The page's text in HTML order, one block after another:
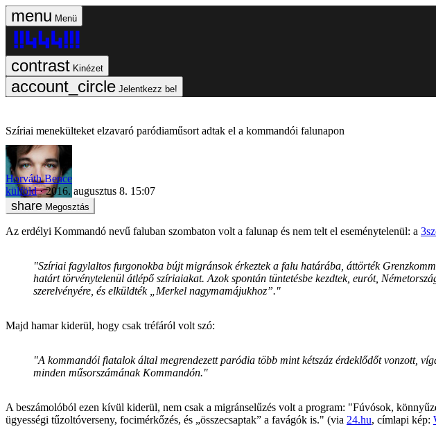
Menü
Kinézet
Jelentkezz be!
Szíriai menekülteket elzavaró paródiaműsort adtak el a kommandói falunapon
Horváth Bence
külföld
2016. augusztus 8. 15:07
Megosztás
Az erdélyi Kommandó nevű faluban szombaton volt a falunap és nem telt el eseménytelenül: a
"Szíriai fagylaltos furgonokba bújt migránsok érkeztek a falu határába, áttörték
határt törvénytelenül átlépő szíriaiakat. Azok spontán tüntetésbe kezdtek, eurót,
szerelvényére, és elküldték „Merkel nagymamájukhoz”."
Majd hamar kiderül, hogy csak tréfáról volt szó:
"A kommandói fiatalok által megrendezett paródia több mint kétszáz érdeklődőt vonzott,
minden műsorszámának Kommandón."
A beszámolóból ezen kívül kiderül, nem csak a migránselűzés volt a program: "Fúvósok,
ügyességi tűzoltóverseny, focimérkőzés, és „összecsaptak” a favágók is." (via 24.hu, címlapi kép: